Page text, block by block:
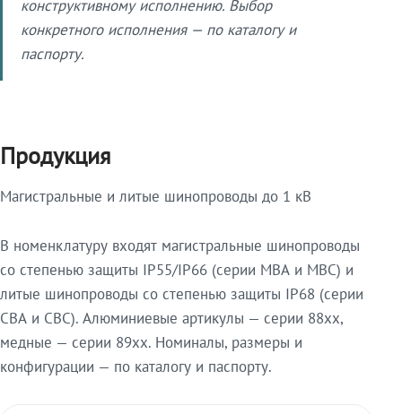
конструктивному исполнению. Выбор
конкретного исполнения — по каталогу и
паспорту.
Продукция
Магистральные и литые шинопроводы до 1 кВ
В номенклатуру входят магистральные шинопроводы
со степенью защиты IP55/IP66 (серии МВА и МВС) и
литые шинопроводы со степенью защиты IP68 (серии
СВА и СВС). Алюминиевые артикулы — серии 88xx,
медные — серии 89xx. Номиналы, размеры и
конфигурации — по каталогу и паспорту.